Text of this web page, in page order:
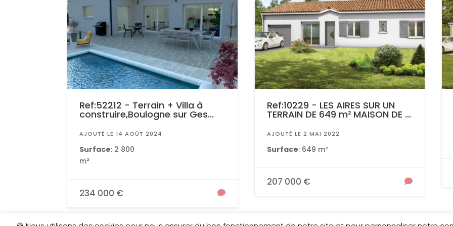
Ref:52212 - Terrain + Villa à
construire,Boulogne sur Ges...
AJOUTÉ LE 14 AOÛT 2024
Surface: 2 800
m²
234 000 €
Ref:10229 - LES AIRES SUR UN
TERRAIN DE 649 m² MAISON DE ...
AJOUTÉ LE 2 MAI 2022
Surface: 649 m²
207 000 €